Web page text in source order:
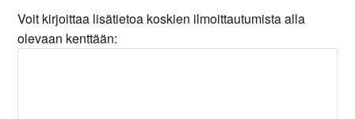
Voit kirjoittaa lisätietoa koskien ilmoittautumista alla
olevaan kenttään: